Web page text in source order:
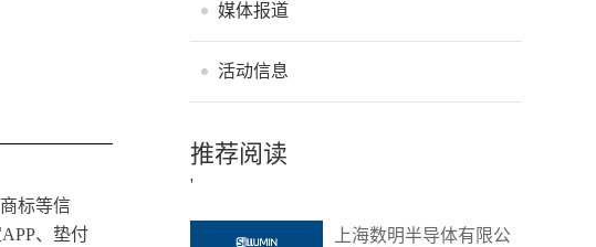
标等信
、垫付
媒体报道
活动信息
推荐阅读
'
上海数明半导体有限公